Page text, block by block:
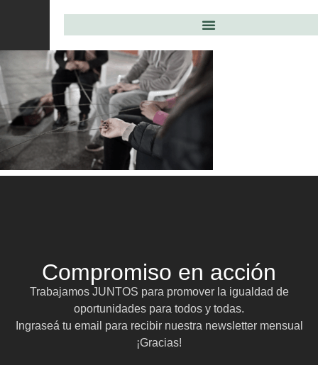
Compromiso en acción
Trabajamos JUNTOS para promover la igualdad de
oportunidades para todos y todas.
Ingraseá tu email para recibir nuestra newsletter mensual
¡Gracias!